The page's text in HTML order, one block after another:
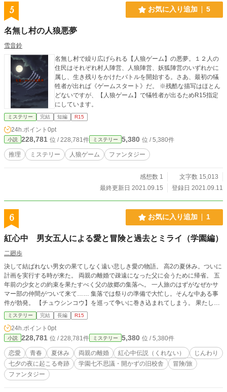
波エイル(るきなみえいる)(推定22歳)､O型｡架空のネットの世
界から飛び出した名探偵イケメンVtuberの1人｡177cm｡さなが
は､ミカエル探偵事務所の調査員スタッフの1人でもあります｡
ーな肉体美と甘いマスクをしてるが､ミツキに突然キスする
と､元のさゆみに戻ってしまうのです｡日本人とフランス人の
ハーフっぽいです｡7月7日生まれ｡ ミルプル｡架空のネットの
世界から飛び出した猫系の妖精｡ミツキの相棒でもあるが､時
にはつっこむ時もある｡
5 お気に入り追加 5
名無し村の人狼悪夢
雪音鈴
名無し村で繰り広げられる【人狼ゲーム】の悪夢。１２人の
住民はそれぞれ村人陣営、人狼陣営、妖狐陣営のいずれかに
属し、生き残りをかけたバトルを開始する。さあ、最初の犠
牲者が出れば《ゲームスタート》だ。 ※残酷な描写はほとん
どないですが、【人狼ゲーム】で犠牲者が出るためR15指定
にしています。
ミステリー 完結 短編 R15
24h.ポイント 0pt
小説 228,781 位 / 228,781件 ミステリー 5,380 位 / 5,380件
推理 ミステリー 人狼ゲーム ファンタジー
感想数 1
文字数 15,013
最終更新日 2021.09.15
登録日 2021.09.11
6 お気に入り追加 1
紅心中 男女五人による愛と冒険と過去とミライ（学園編）
二廻歩
決して結ばれない男女の果てしなく遠い悲しき愛の物語。 高2の夏休み。ついに
計画を実行する時が来た。 両親の離婚で疎遠になった父に会うために帰省。 五
年前の少女との約束を果たすべく父の故郷の集落へ。 一人旅のはずがなぜかサ
マー部の仲間がついて来て…… 集落では祭りの準備で大忙し。そんな中ある事
件が勃発。 【チュウシンコウ】を巡って争いに巻き込まれてしまう。 果たして
【チュウシンコウ】とは一体何なのか？ そしてついに悲しき真実が明らかに。
運命に翻弄される二人に果してミライはあるのか？ 五年前の夏に必ず迎えに行
くと約束したところまでは覚えている。 ただそれが誰でどこでなぜそうなった
かまったく分からない。 彼女の声が聞こえる。彼女も俺の声が聞こえている。
だからお喋りだって当然。近くに感じられた。 でもそれだけでいいのか？ 本
当にそれだけで満足か？ 彼女の匂いを嗅ぎたいし触りたいし抱きしめてもみた
い。 キスだってしたいし…… でもそんなミライがあるのか？ 俺には不安で
堪らない。 愛も夢も希望も捨てただひたすらミライを求める。 それが叶わなけ
ミステリー 完結 長編 R15
24h.ポイント 0pt
小説 228,781 位 / 228,781件 ミステリー 5,380 位 / 5,380件
恋愛 青春 夏休み 両親の離婚 紅心中伝説（くれない）
じんわり
七夕の夜に起こる奇跡
学園七不思議・開かずの旧校舎
冒険/旅
ファンタジー